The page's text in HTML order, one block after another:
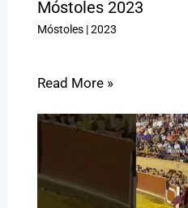
Móstoles 2023
Móstoles|2023
Read More »